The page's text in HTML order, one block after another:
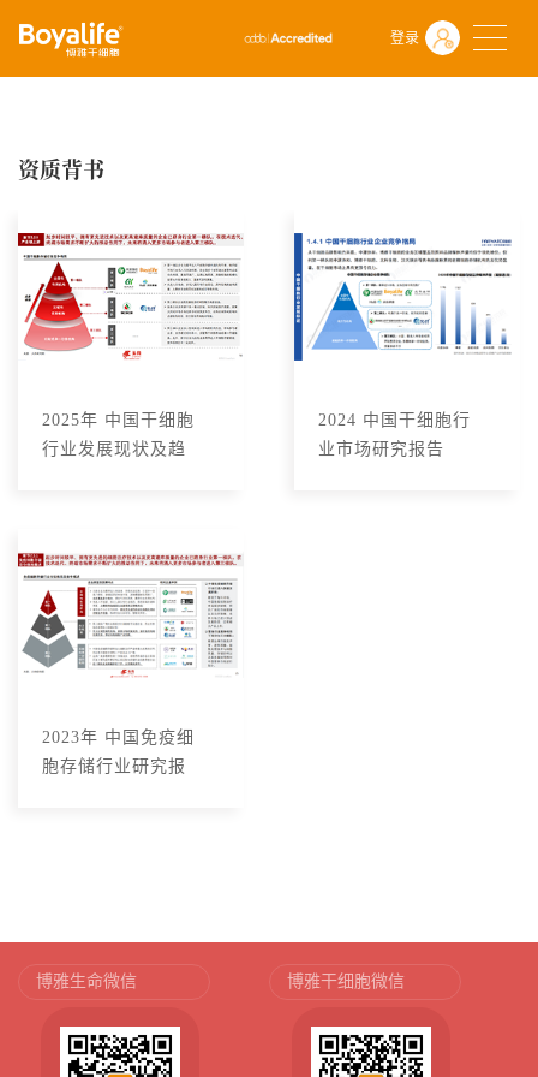
登录
首页 关于博雅干细胞 资质背书
资质背书
2025年 中国干细胞
行业发展现状及趋
2024 中国干细胞行
业市场研究报告
2023年 中国免疫细
胞存储行业研究报
博雅生命微信 博雅干细胞微信